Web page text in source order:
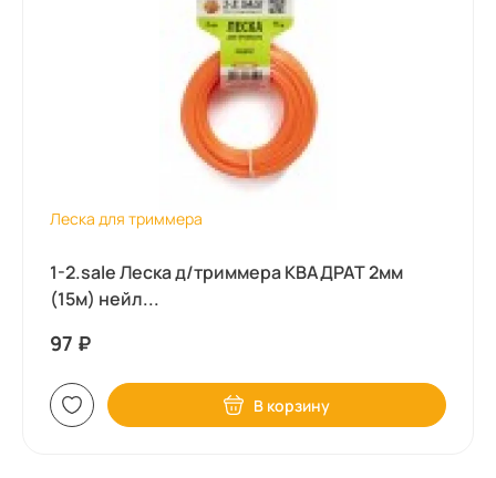
Леска для триммера
1-2.sale Леска д/триммера КВАДРАТ 2мм
(15м) нейл...
97 ₽
В корзину